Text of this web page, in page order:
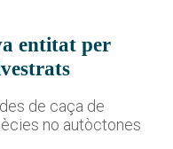
entitat per
de caça de
no autòctones